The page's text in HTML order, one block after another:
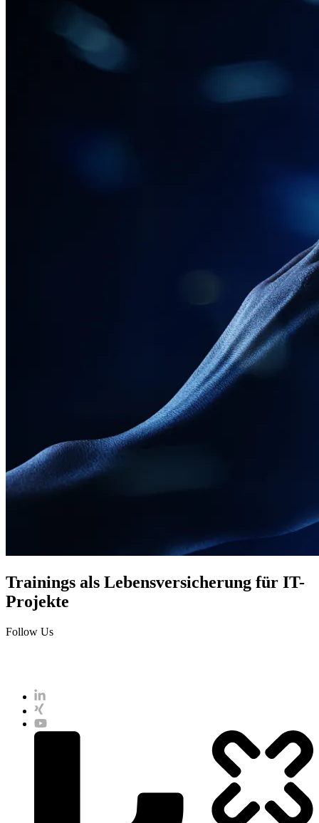
Trainings als Lebensversicherung für IT-​
Projekte
Follow Us